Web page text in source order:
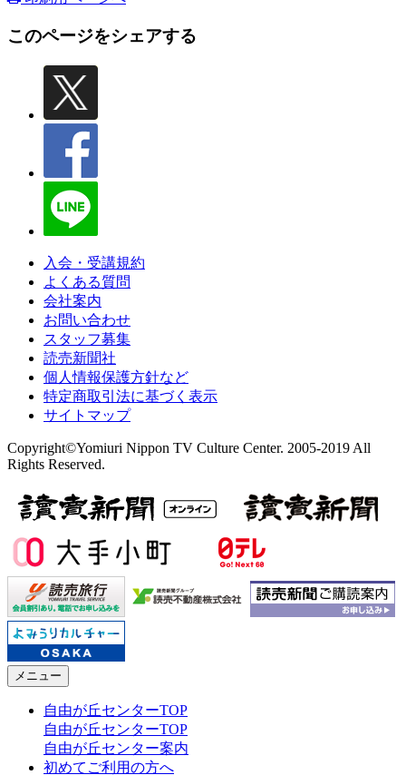
このページをシェアする
入会・受講規約
よくある質問
会社案内
お問い合わせ
スタッフ募集
読売新聞社
個人情報保護方針など
特定商取引法に基づく表示
サイトマップ
Copyright©Yomiuri Nippon TV Culture Center. 2005-2019 All
Rights Reserved.
メニュー
自由が丘センターTOP
自由が丘センターTOP
自由が丘センター案内
初めてご利用の方へ